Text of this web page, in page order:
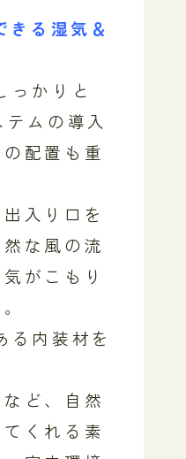
る湿気＆
かりと
ムの導入
配置も重
入り口を
な風の流
がこもり
内装材を
ど、自然
くれる素